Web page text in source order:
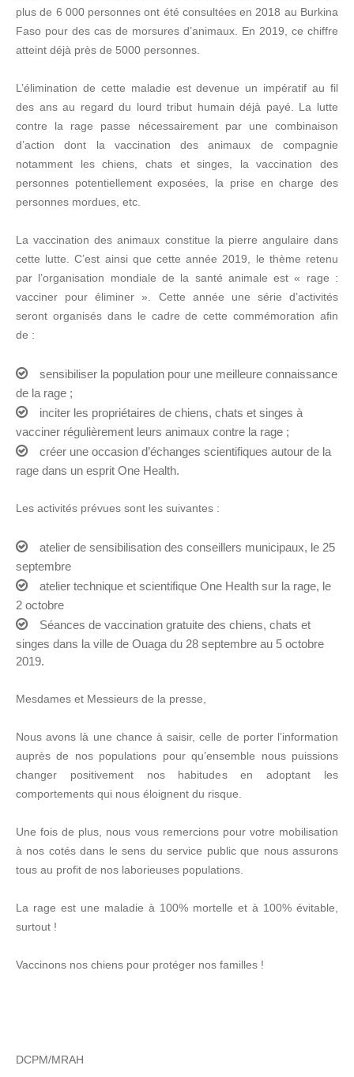
plus de 6 000 personnes ont été consultées en 2018 au Burkina
Faso pour des cas de morsures d’animaux. En 2019, ce chiffre
atteint déjà près de 5000 personnes.
L’élimination de cette maladie est devenue un impératif au fil
des ans au regard du lourd tribut humain déjà payé. La lutte
contre la rage passe nécessairement par une combinaison
d’action dont la vaccination des animaux de compagnie
notamment les chiens, chats et singes, la vaccination des
personnes potentiellement exposées, la prise en charge des
personnes mordues, etc.
La vaccination des animaux constitue la pierre angulaire dans
cette lutte. C’est ainsi que cette année 2019, le thème retenu
par l’organisation mondiale de la santé animale est « rage :
vacciner pour éliminer ». Cette année une série d’activités
seront organisés dans le cadre de cette commémoration afin
de :
sensibiliser la population pour une meilleure connaissance
de la rage ;
inciter les propriétaires de chiens, chats et singes à
vacciner régulièrement leurs animaux contre la rage ;
créer une occasion d’échanges scientifiques autour de la
rage dans un esprit One Health.
Les activités prévues sont les suivantes :
atelier de sensibilisation des conseillers municipaux, le 25
septembre
atelier technique et scientifique One Health sur la rage, le
2 octobre
Séances de vaccination gratuite des chiens, chats et
singes dans la ville de Ouaga du 28 septembre au 5 octobre
2019.
Mesdames et Messieurs de la presse,
Nous avons là une chance à saisir, celle de porter l’information
auprès de nos populations pour qu’ensemble nous puissions
changer positivement nos habitudes en adoptant les
comportements qui nous éloignent du risque.
Une fois de plus, nous vous remercions pour votre mobilisation
à nos cotés dans le sens du service public que nous assurons
tous au profit de nos laborieuses populations.
La rage est une maladie à 100% mortelle et à 100% évitable,
surtout !
Vaccinons nos chiens pour protéger nos familles !
DCPM/MRAH